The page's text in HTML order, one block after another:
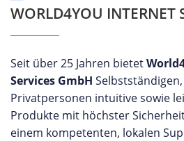
WORLD4YOU INTERNET
Seit über 25 Jahren bietet
Services GmbH
Privatpersonen intuitive sowie
Produkte mit höchster
einem kompetenten, lokalen